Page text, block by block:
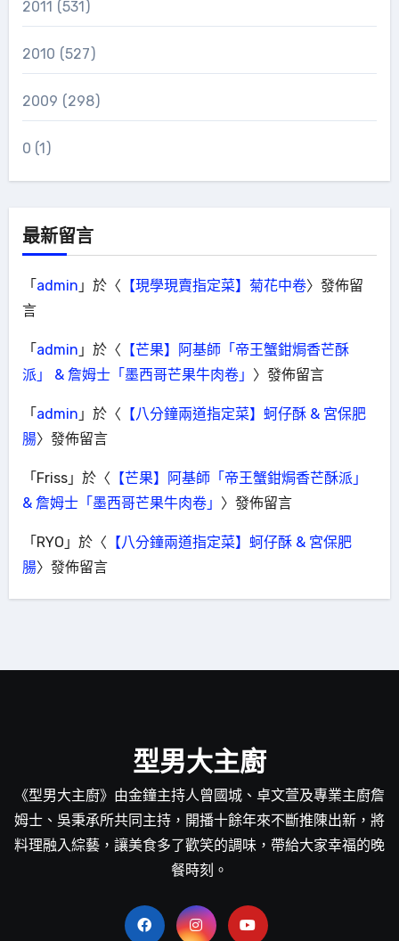
2011 (531)
2010 (527)
2009 (298)
0 (1)
最新留言
「admin 」於〈 【現學現賣指定菜】菊花中卷〉發佈留
言
「admin 」於〈 【芒果】阿基師「帝王蟹鉗焗香芒酥
派」 & 詹姆士「墨西哥芒果牛肉卷」 〉發佈留言
「admin 」於〈 【八分鐘兩道指定菜】蚵仔酥 & 宮保肥
腸〉發佈留言
「Friss」於〈 【芒果】阿基師「帝王蟹鉗焗香芒酥派」
& 詹姆士「墨西哥芒果牛肉卷」 〉發佈留言
「RYO 」於〈 【八分鐘兩道指定菜】蚵仔酥 & 宮保肥
腸〉發佈留言
型男大主廚
《型男大主廚》由金鐘主持人曾國城、卓文萱及專業主廚詹
姆士、吳秉承所共同主持，開播十餘年來不斷推陳出新，將
料理融入綜藝，讓美食多了歡笑的調味，帶給大家幸福的晚
餐時刻。